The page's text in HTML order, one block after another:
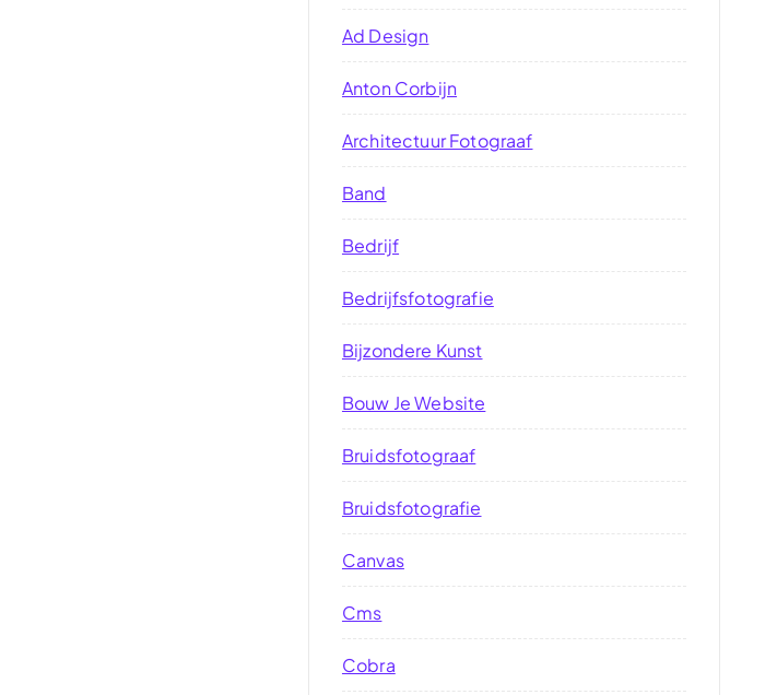
Ad Design
Anton Corbijn
Architectuur Fotograaf
Band
Bedrijf
Bedrijfsfotografie
Bijzondere Kunst
Bouw Je Website
Bruidsfotograaf
Bruidsfotografie
Canvas
Cms
Cobra